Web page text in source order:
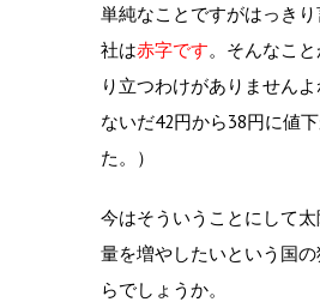
単純なことですがはっき
社は赤字です。そんなこ
り立つわけがありません
ないだ42円から38円に値
た。）
今はそういうことにして
量を増やしたいという国
らでしょうか。